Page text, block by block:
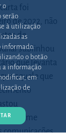
foi
de 2022, não
de
sublinhou
que levanta
aquele que
regime
o
serão
à utilização
as
informado.
o botão
a informação
em
de